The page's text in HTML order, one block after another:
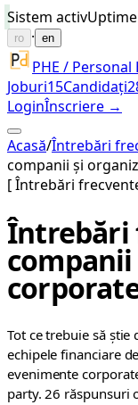
Sistem activUptime
ro · en
PHE / Personal
Joburi15Candidați
LoginÎnscriere →
Acasă/Întrebări
companii și
[ Întrebări
Întrebări
Tot ce trebuie să știe
echipele financiare
evenimente
party. 26 răspunsuri